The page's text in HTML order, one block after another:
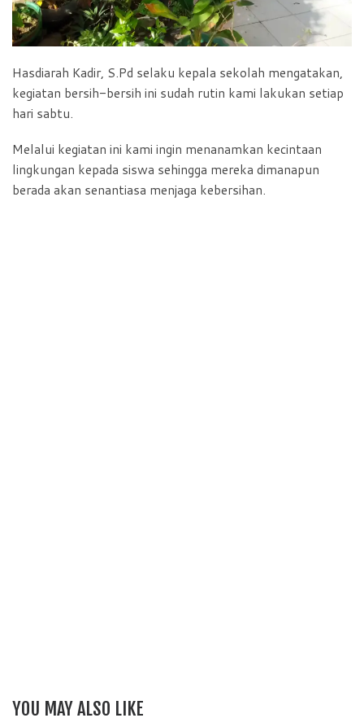
Hasdiarah Kadir, S.Pd selaku kepala sekolah mengatakan,
kegiatan bersih-bersih ini sudah rutin kami lakukan setiap
hari sabtu.
Melalui kegiatan ini kami ingin menanamkan kecintaan
lingkungan kepada siswa sehingga mereka dimanapun
berada akan senantiasa menjaga kebersihan.
YOU MAY ALSO LIKE